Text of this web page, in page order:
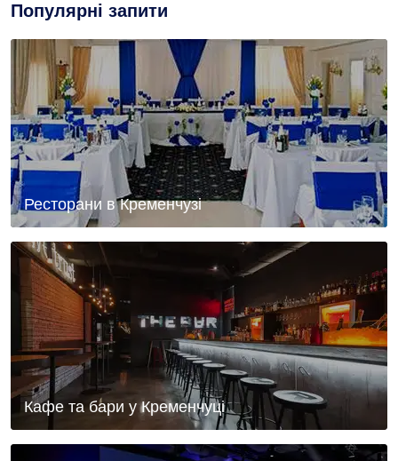
Популярні запити
Ресторани в Кременчузі
Кафе та бари у Кременчуці